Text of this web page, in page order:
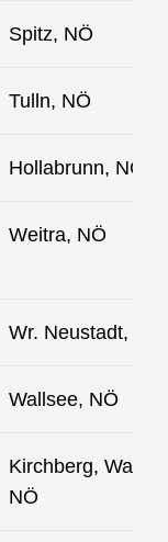
Spitz, NÖ
Tulln, NÖ
Hollabrunn, NÖ
Weitra, NÖ
Wr. Neustadt, NÖ
Wallsee, NÖ
Kirchberg, Walde,
NÖ